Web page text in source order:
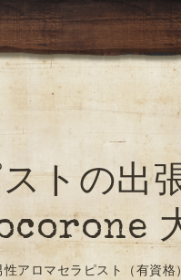
トの出
アロマセラピスト（有資格